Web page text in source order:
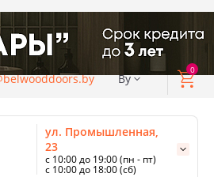
By
0
ул. Промышленная,
23
с 10:00 до 19:00 (пн - пт)
с 10:00 до 18:00 (сб)